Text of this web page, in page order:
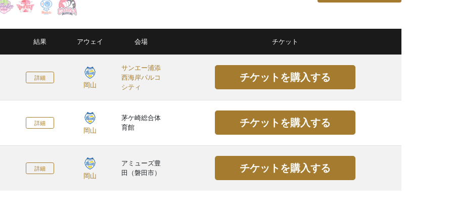
結果 アウェイ 会場 チケット
詳細
岡山
サンエー浦添
西海岸パルコ
シティ
チケットを購入する
詳細
岡山
茅ケ崎総合体
育館
チケットを購入する
詳細
岡山
アミューズ豊
田（磐田市）
チケットを購入する